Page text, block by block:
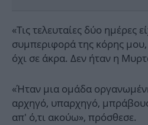
«Τις τελευταίες δύο ημέρες
συμπεριφορά της κόρης μου,
όχι σε άκρα. Δεν ήταν η
«Ήταν μια ομάδα
αρχηγό, υπαρχηγό,
απ' ό,τι ακούω», πρόσθεσε.